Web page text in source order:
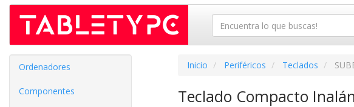
Ordenadores
Componentes
Inicio Periféricos Teclados
Teclado Compacto